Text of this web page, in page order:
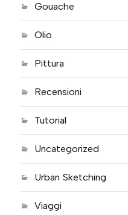
Gouache
Olio
Pittura
Recensioni
Tutorial
Uncategorized
Urban Sketching
Viaggi